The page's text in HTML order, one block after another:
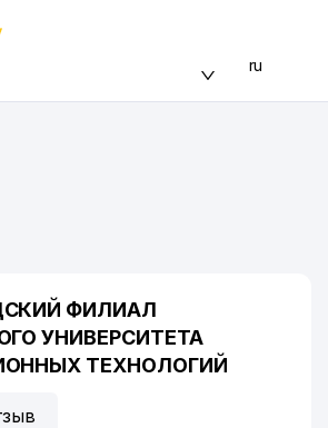
ru
ФИЛИАЛ
УНИВЕРСИТЕТА
ТЕХНОЛОГИЙ